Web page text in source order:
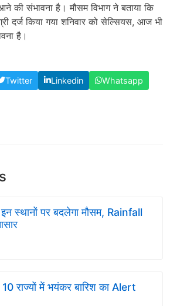
की संभावना है। मौसम विभाग ने बताया कि
दर्ज किया गया शनिवार को सेल्सियस, आज भी
है।
Twitter Linkedin
Whatsapp
स्थानों पर बदलेगा मौसम, Rainfall
राज्यों में भयंकर बारिश का Alert